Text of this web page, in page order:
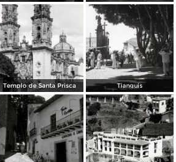
Templo de Santa Prisca Tianguis